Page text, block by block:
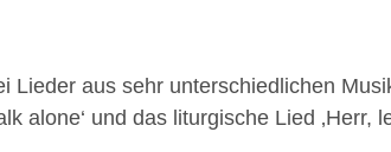
Lieder aus sehr unterschiedlichen
alone‘ und das liturgische Lied ‚Herr,